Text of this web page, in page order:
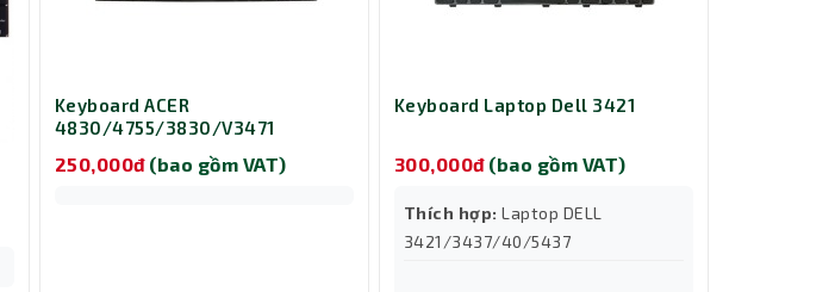
Keyboard ACER
4830/4755/3830/V3471
250,000đ (bao gồm VAT)
Keyboard Laptop Dell 3421
300,000đ (bao gồm VAT)
Thích hợp:Laptop DELL
3421/3437/40/5437